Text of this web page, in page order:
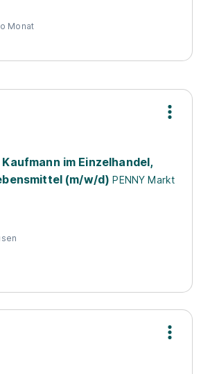
Monat
im Einzelhandel,
(m/w/d) PENNY Markt